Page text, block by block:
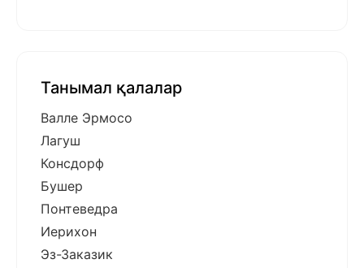
Танымал қалалар
Валле Эрмосо
Лагуш
Консдорф
Бушер
Понтеведра
Иерихон
Эз-Заказик